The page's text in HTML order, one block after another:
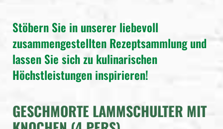
Stöbern Sie in unserer liebevoll
zusammengestellten Rezeptsammlung und
lassen Sie sich zu kulinarischen
Höchstleistungen inspirieren!
GESCHMORTE LAMMSCHULTER MIT